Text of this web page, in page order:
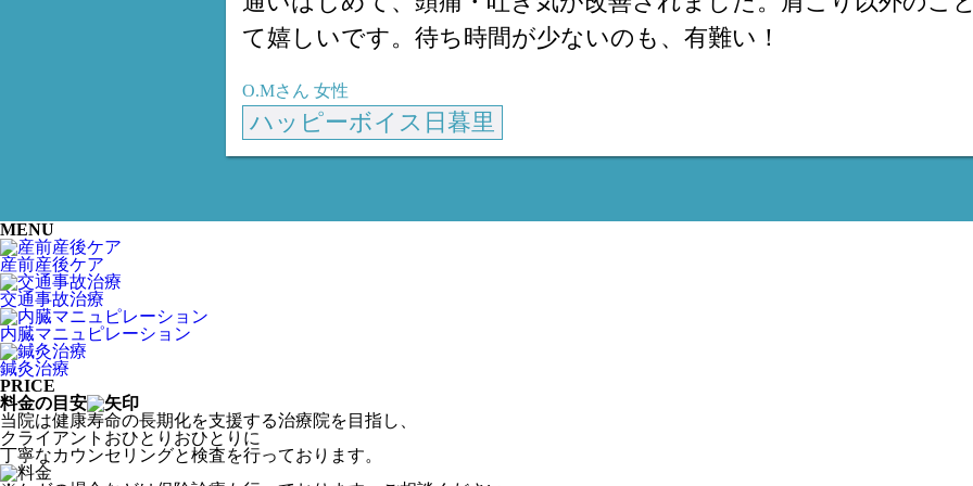
て嬉しいです。待ち時間が少ないのも、有難い！
O.Mさん 女性
ハッピーボイス日暮里
MENU
産前産後ケア
交通事故治療
内臓マニュピレーション
鍼灸治療
PRICE
料金の目安
当院は健康寿命の長期化を支援する治療院を目指し、
クライアントおひとりおひとりに
丁寧なカウンセリングと検査を行っております。